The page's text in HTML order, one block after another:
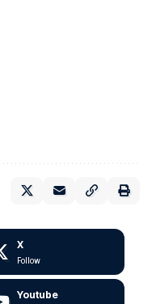
X
Follow
Youtube